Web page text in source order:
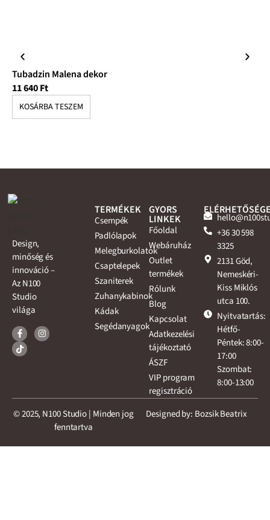
Tubadzin Malena dekor
11 640Ft
KOSÁRBA TESZEM
Design,
minőség és
innováció –
Az N100
Studio
világa
TERMÉKEK
Csempék
Padlólapok
Melegburkolatok
Csaptelepek
Szaniterek
Zuhanykabinok
Kádak
Segédanyagok
GYORS
LINKEK
Főoldal
Webáruház
Outlet
termékek
Rólunk
Blog
Kapcsolat
Adatkezelési
tájékoztató
ÁSZF
VIP program
regisztráció
+36 30 598
3325
2131 Göd,
Nemeskéri-
Kiss Miklós
utca 100.
Nyitvatartás:
Hétfő-
Péntek: 8:00-
17:00
Szombat:
8:00-13:00
© 2025, N100 Studio | Minden jog
fenntartva
Designed by: Bozsik Beatrix